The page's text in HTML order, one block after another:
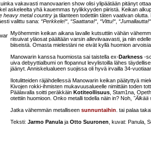
vakavasti manovaarien show olisi ylipäätään pitänyt
askeleelta yhä kauemmas tyylikkyyden piiristä. Keikan
heavy metal country ja tilanteen todettiin täten vaativan
valittu sana: “Perkkele!“, “Saattana!“, “Vittu!“, “Jumallautta!“
Myöhemmin keikan aikana lavalle kutsuttiin vähän
riisuivat yläosat päältään varsin alleviivaavasti, ja niin
biiseistä. Omasta mielestäni ne eivät kyllä huomion
Manowarin kanssa huomiosta sai taistella ex-Darkness -
uiva debyyttialbumi on flopannut levylistoilla lähes
jäänyt. Anniskelualueen suojissa oli hyvä irvailla 34-
Ilotulitteiden räjähdellessä Manowarin keikan päätyttyä
Kivojen rokki-ihmisten mukavuusalueelle nimittäin toden
Päälavalla soitti peräkkäin Kotiteollisuus, Stam1na,
otettiin huomioon. Onko metalli todella näin in? Noh, "Älkää
Jatka vähemmän metalliseen sunnuntaihin. tai palaa
Teksti: Jarmo Panulaja Otto Suuronen, kuvat: Panula,